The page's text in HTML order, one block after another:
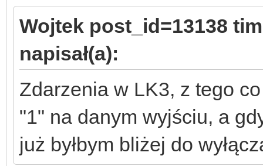
Wojtek post_id=13138
napisał(a):
Zdarzenia w LK3, z tego
"1" na danym wyjściu, a
już byłbym bliżej do